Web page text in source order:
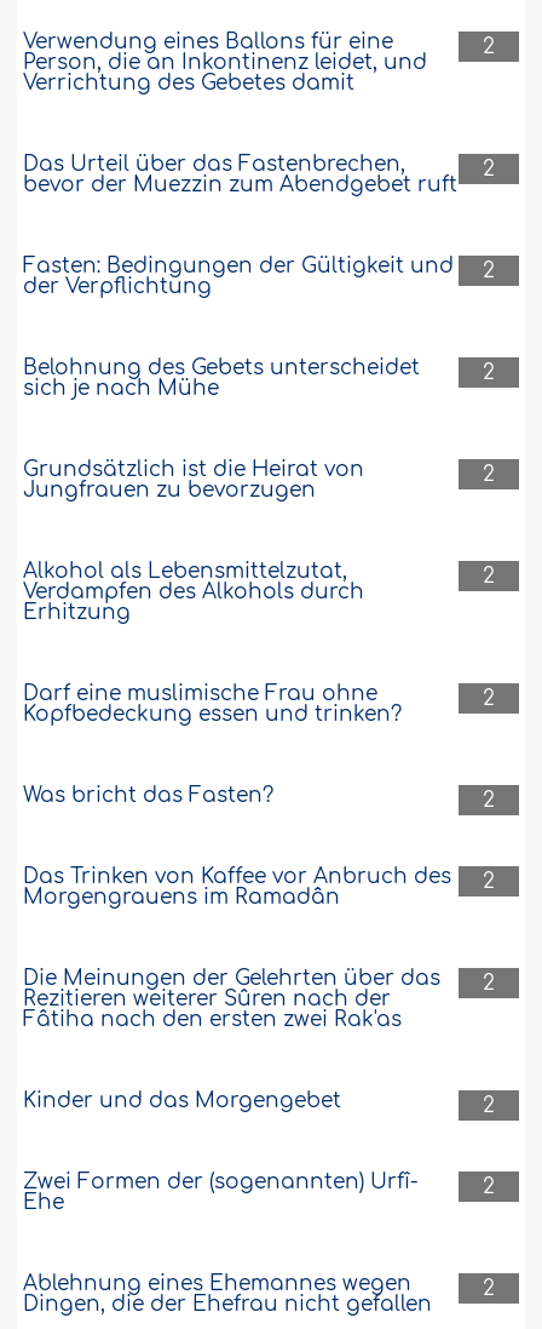
2
Verwendung eines Ballons für eine
Person, die an Inkontinenz leidet, und
Verrichtung des Gebetes damit
2
Das Urteil über das Fastenbrechen,
bevor der Muezzin zum Abendgebet ruft
2
Fasten: Bedingungen der Gültigkeit und
der Verpflichtung
2
Belohnung des Gebets unterscheidet
sich je nach Mühe
2
Grundsätzlich ist die Heirat von
Jungfrauen zu bevorzugen
2
Alkohol als Lebensmittelzutat,
Verdampfen des Alkohols durch
Erhitzung
2
Darf eine muslimische Frau ohne
Kopfbedeckung essen und trinken?
2
Was bricht das Fasten?
2
Das Trinken von Kaffee vor Anbruch des
Morgengrauens im Ramadân
2
Die Meinungen der Gelehrten über das
Rezitieren weiterer Sûren nach der
Fâtiha nach den ersten zwei Rak'as
2
Kinder und das Morgengebet
2
Zwei Formen der (sogenannten) Urfî-
Ehe
2
Ablehnung eines Ehemannes wegen
Dingen, die der Ehefrau nicht gefallen